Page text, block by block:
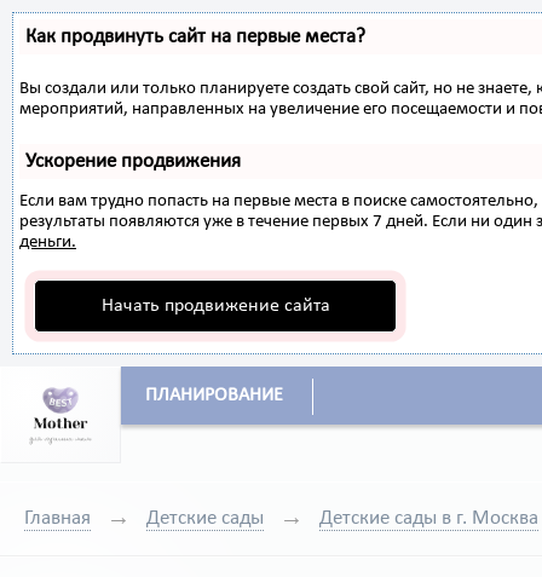
Как продвинуть сайт на первые места?
Вы создали или только планируете создать свой сайт, но не
мероприятий, направленных на увеличение его посещаемости и
Ускорение продвижения
Если вам трудно попасть на первые места в поиске
результаты появляются уже в течение первых 7 дней. Если ни один
деньги.
Начать продвижение сайта
ПЛАНИРОВАНИЕ
Главная Детские сады Детские сады в г. Москва